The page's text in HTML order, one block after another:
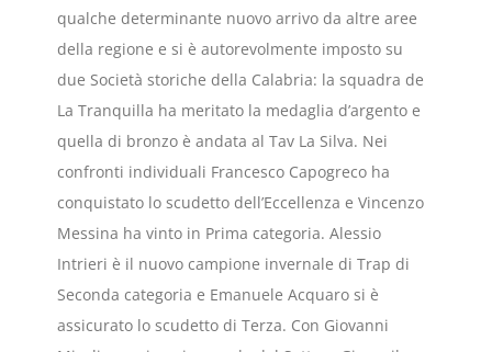
qualche determinante nuovo arrivo da altre aree
della regione e si è autorevolmente imposto su
due Società storiche della Calabria: la squadra de
La Tranquilla ha meritato la medaglia d’argento e
quella di bronzo è andata al Tav La Silva. Nei
confronti individuali Francesco Capogreco ha
conquistato lo scudetto dell’Eccellenza e Vincenzo
Messina ha vinto in Prima categoria. Alessio
Intrieri è il nuovo campione invernale di Trap di
Seconda categoria e Emanuele Acquaro si è
assicurato lo scudetto di Terza. Con Giovanni